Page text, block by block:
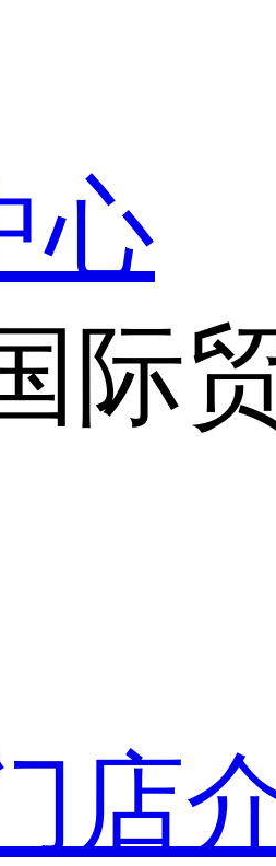
心
际
店